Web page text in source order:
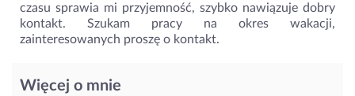
czasu sprawia mi przyjemność, szybko nawiązuje dobry
kontakt. Szukam pracy na okres wakacji,
zainteresowanych proszę o kontakt.
Więcej o mnie